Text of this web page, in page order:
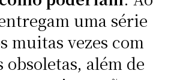
uma série
muitas vezes com
além de